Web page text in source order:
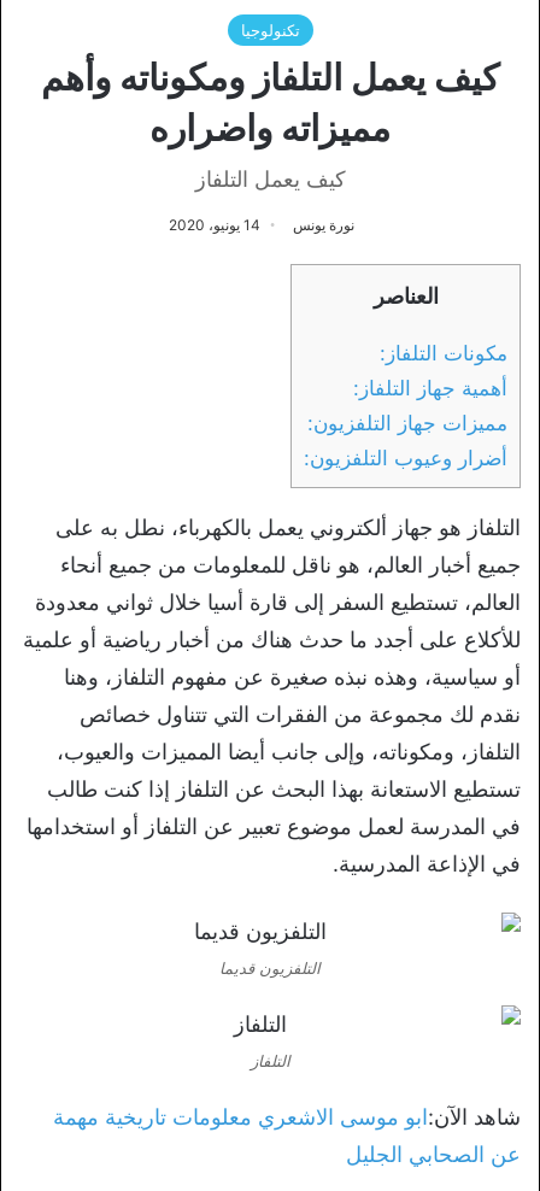
تكنولوجيا
كيف يعمل التلفاز ومكوناته وأهم
مميزاته واضراره
كيف يعمل التلفاز
نورة يونس 14 يونيو، 2020
العناصر
مكونات التلفاز:
أهمية جهاز التلفاز:
مميزات جهاز التلفزيون:
أضرار وعيوب التلفزيون:
التلفاز هو جهاز ألكتروني يعمل بالكهرباء، نطل به على
جميع أخبار العالم، هو ناقل للمعلومات من جميع أنحاء
العالم، تستطيع السفر إلى قارة أسيا خلال ثواني معدودة
للأكلاع على أجدد ما حدث هناك من أخبار رياضية أو علمية
أو سياسية، وهذه نبذه صغيرة عن مفهوم التلفاز، وهنا
نقدم لك مجموعة من الفقرات التي تتناول خصائص
التلفاز، ومكوناته، وإلى جانب أيضا المميزات والعيوب،
تستطيع الاستعانة بهذا البحث عن التلفاز إذا كنت طالب
في المدرسة لعمل موضوع تعبير عن التلفاز أو استخدامها
في الإذاعة المدرسية.
التلفزيون قديما
التلفاز
شاهد الآن:ابو موسى الاشعري معلومات تاريخية مهمة
عن الصحابي الجليل